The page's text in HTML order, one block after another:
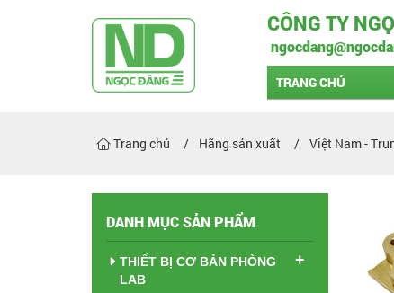
CÔNG TY
TRANG CHỦ
Trang chủ Hãng sản xuất Việt Nam -
DANH MỤC SẢN PHẨM
THIẾT BỊ CƠ BẢN PHÒNG
LAB
+